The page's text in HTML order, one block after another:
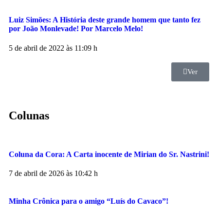
Luiz Simões: A História deste grande homem que tanto fez
por João Monlevade! Por Marcelo Melo!
5 de abril de 2022 às 11:09 h
Ver
Colunas
Coluna da Cora: A Carta inocente de Mirian do Sr. Nastrini!
7 de abril de 2026 às 10:42 h
Minha Crônica para o amigo “Luís do Cavaco”!